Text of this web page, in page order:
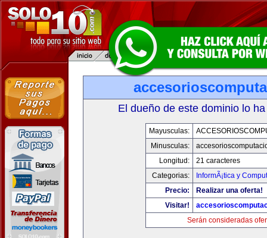
El dueño de este dominio lo
Mayusculas:
Minusculas:
Longitud:
21 caracteres
Categorias:
InformÃ¡tica y
Precio:
Realizar una oferta!
Visitar!
Serán consideradas